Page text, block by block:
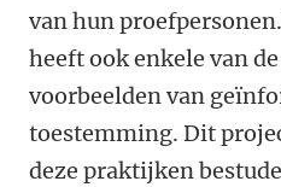
van hun
heeft ook enkele van
voorbeelden van
toestemming. Dit
deze praktijken